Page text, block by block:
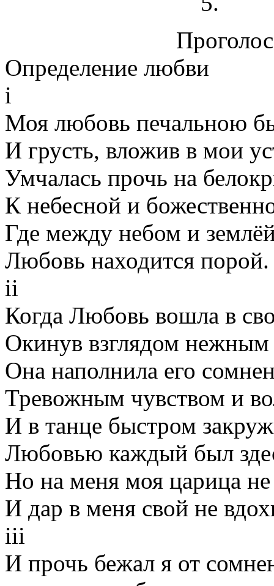
Определение любви
i
Моя любовь печальною
И грусть, вложив в мои
Умчалась прочь на
К небесной и
Где между небом и
Любовь находится порой.
ii
Когда Любовь вошла в
Окинув взглядом нежным
Она наполнила его
Тревожным чувством и
И в танце быстром
Любовью каждый был
Но на меня моя царица не
И дар в меня свой не
iii
И прочь бежал я от